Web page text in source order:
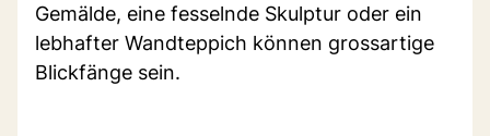
Gemälde, eine fesselnde Skulptur oder ein
lebhafter Wandteppich können grossartige
Blickfänge sein.